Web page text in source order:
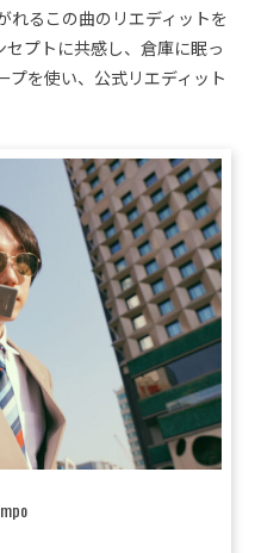
れるこの曲のリエディットを
プトに共感し、倉庫に眠っ
プを使い、公式リエディット